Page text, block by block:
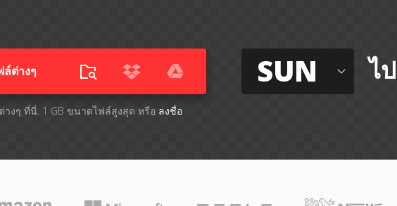
ล์ต่างๆ​
างๆ​ ที่นี่. 1 GB ขนาดไฟล์สูงสุด หรือ ลงชื่อ
SUN ไ